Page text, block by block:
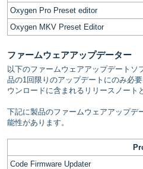
Oxygen Pro Preset editor
Oxygen MKV Preset Editor
ファームウェアアップデーター
以下のファームウェアアップデート
品の1回限りのアップデートにのみ必
ウンロードに含まれるリリースノート
下記に製品のファームウェアアップデ
能性があります。
Code Firmware Updater